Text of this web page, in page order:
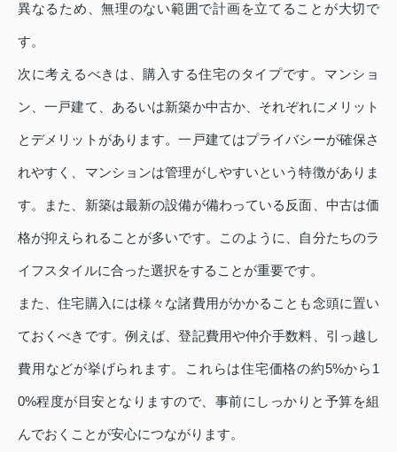
異なるため、無理のない範囲で計画を立てることが大切で
す。
次に考えるべきは、購入する住宅のタイプです。マンショ
ン、一戸建て、あるいは新築か中古か、それぞれにメリット
とデメリットがあります。一戸建てはプライバシーが確保さ
れやすく、マンションは管理がしやすいという特徴がありま
す。また、新築は最新の設備が備わっている反面、中古は価
格が抑えられることが多いです。このように、自分たちのラ
イフスタイルに合った選択をすることが重要です。
また、住宅購入には様々な諸費用がかかることも念頭に置い
ておくべきです。例えば、登記費用や仲介手数料、引っ越し
費用などが挙げられます。これらは住宅価格の約5%から1
0%程度が目安となりますので、事前にしっかりと予算を組
んでおくことが安心につながります。